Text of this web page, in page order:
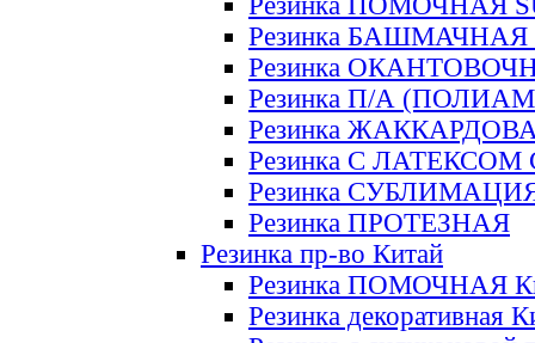
Резинка БАШМАЧНАЯ
Резинка
Резинка П/А
Резинка
Резинка С ЛАТЕКСОМ
Резинка
Резинка ПРОТЕЗНАЯ
Резинка пр-во Китай
Резинка ПОМОЧНАЯ
Резинка декоративная